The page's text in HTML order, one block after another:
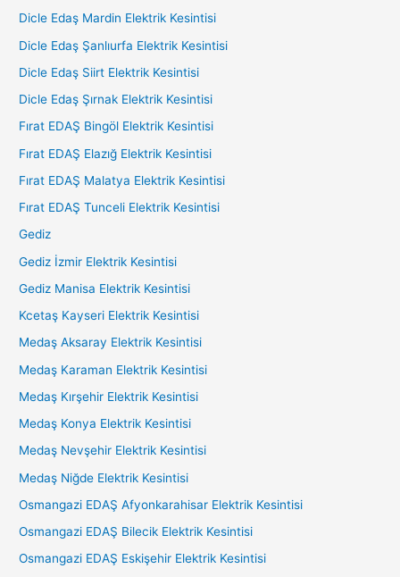
Dicle Edaş Mardin Elektrik Kesintisi
Dicle Edaş Şanlıurfa Elektrik Kesintisi
Dicle Edaş Siirt Elektrik Kesintisi
Dicle Edaş Şırnak Elektrik Kesintisi
Fırat EDAŞ Bingöl Elektrik Kesintisi
Fırat EDAŞ Elazığ Elektrik Kesintisi
Fırat EDAŞ Malatya Elektrik Kesintisi
Fırat EDAŞ Tunceli Elektrik Kesintisi
Gediz
Gediz İzmir Elektrik Kesintisi
Gediz Manisa Elektrik Kesintisi
Kcetaş Kayseri Elektrik Kesintisi
Medaş Aksaray Elektrik Kesintisi
Medaş Karaman Elektrik Kesintisi
Medaş Kırşehir Elektrik Kesintisi
Medaş Konya Elektrik Kesintisi
Medaş Nevşehir Elektrik Kesintisi
Medaş Niğde Elektrik Kesintisi
Osmangazi EDAŞ Afyonkarahisar Elektrik Kesintisi
Osmangazi EDAŞ Bilecik Elektrik Kesintisi
Osmangazi EDAŞ Eskişehir Elektrik Kesintisi